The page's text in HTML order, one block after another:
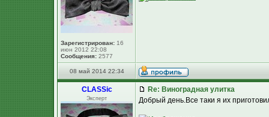
Зарегистрирован: 16
июн 2012 22:08
Сообщения: 2577
08 май 2014 22:34
CLASSic
Эксперт
Re: Виноградная улитка
Добрый день.Все таки я их